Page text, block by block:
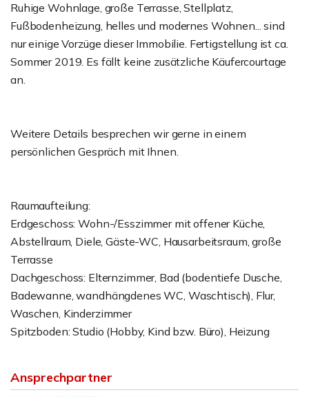
Ruhige Wohnlage, große Terrasse, Stellplatz,
Fußbodenheizung, helles und modernes Wohnen... sind
nur einige Vorzüge dieser Immobilie. Fertigstellung ist ca.
Sommer 2019. Es fällt keine zusätzliche Käufercourtage
an.
Weitere Details besprechen wir gerne in einem
persönlichen Gespräch mit Ihnen.
Raumaufteilung:
Erdgeschoss: Wohn-/Esszimmer mit offener Küche,
Abstellraum, Diele, Gäste-WC, Hausarbeitsraum, große
Terrasse
Dachgeschoss: Elternzimmer, Bad (bodentiefe Dusche,
Badewanne, wandhängdenes WC, Waschtisch), Flur,
Waschen, Kinderzimmer
Spitzboden: Studio (Hobby, Kind bzw. Büro), Heizung
Ansprechpartner